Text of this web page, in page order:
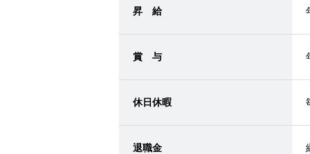
昇 給
賞 与
休日休暇
退職金